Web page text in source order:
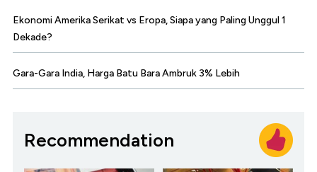
Ekonomi Amerika Serikat vs Eropa, Siapa yang Paling Unggul 1
Dekade?
Gara-Gara India, Harga Batu Bara Ambruk 3% Lebih
Recommendation